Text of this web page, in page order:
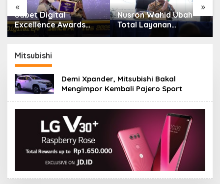
« »
Sabet Digital
Excellence Awards
2026, Aplikasi ‘Sentuh
Raih Top Public
Service App
Nusron Wahid Ubah
Total Layanan
ATR/BPN, Berkas
Mitsubishi
Demi Xpander, Mitsubishi Bakal
Mengimpor Kembali Pajero Sport